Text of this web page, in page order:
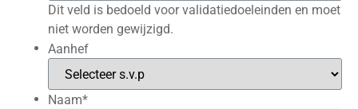
Dit veld is bedoeld voor validatiedoeleinden en moet
niet worden gewijzigd.
Aanhef
Naam*